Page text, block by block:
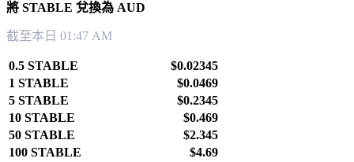
將 STABLE 兌換為 AUD
截至本日 01:47 AM
0.5 STABLE
$0.02345
1 STABLE
$0.0469
5 STABLE
$0.2345
10 STABLE
$0.469
50 STABLE
$2.345
100 STABLE
$4.69